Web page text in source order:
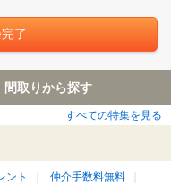
間取りから探す
すべての特集を見る
ント
仲介手数料無料